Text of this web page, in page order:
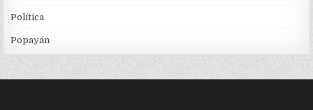
Política
Popayán